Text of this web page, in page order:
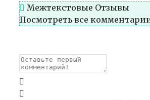
Межтекстовые Отзывы
Посмотреть все